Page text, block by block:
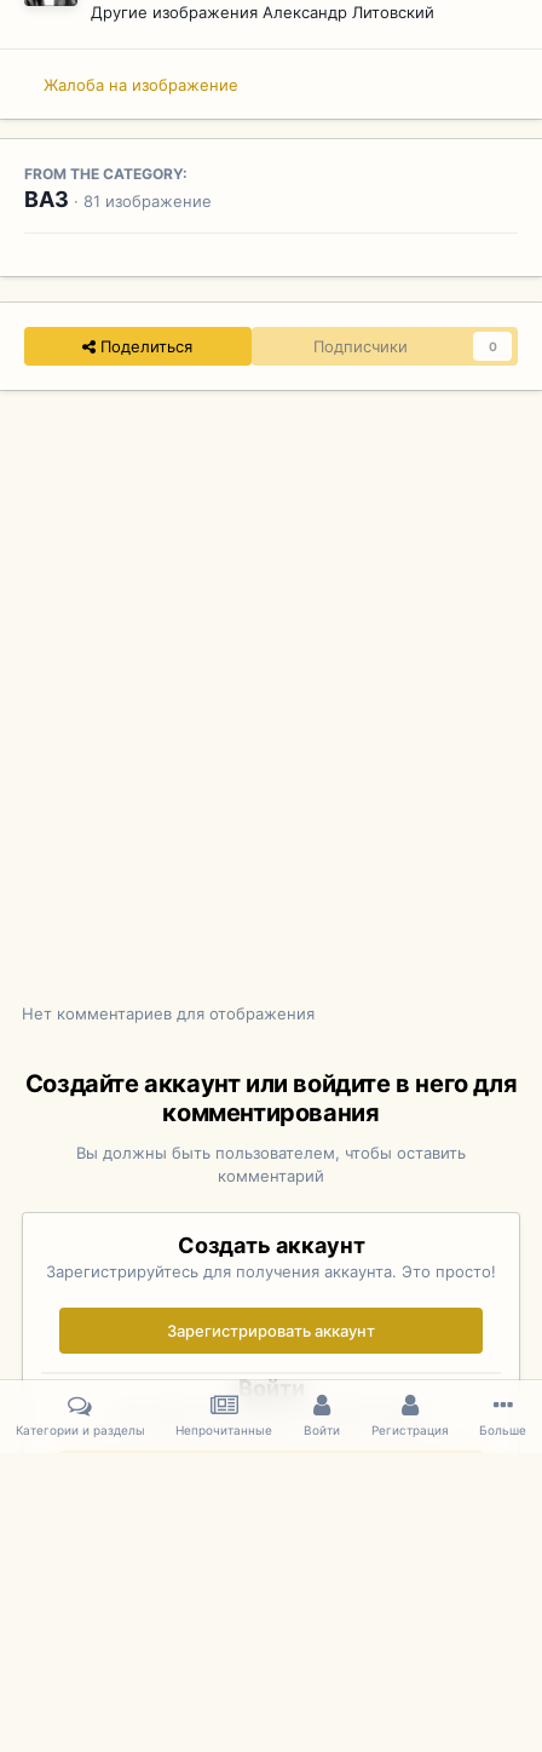
Другие изображения Александр Литовский
Жалоба на изображение
FROM THE CATEGORY:
ВАЗ · 81 изображение
Поделиться Подписчики 0
Нет комментариев для отображения
Создайте аккаунт или войдите в него для
комментирования
Вы должны быть пользователем, чтобы оставить
комментарий
Создать аккаунт
Зарегистрируйтесь для получения аккаунта. Это просто!
Зарегистрировать аккаунт
Войти
Уже зарегистрированы? Войдите здесь.
Категории и разделы Непрочитанные Войти Регистрация Больше